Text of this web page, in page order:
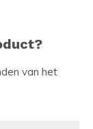
van het